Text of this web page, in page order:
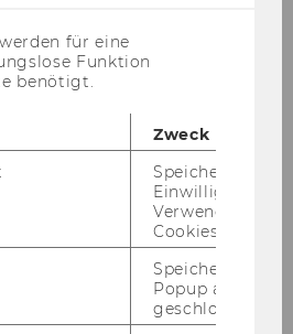
in International
für eine
Funktion
benötigt.
Zweck
Speichert Ihre
Einwilligung zur
Verwendung von
Cookies.
Speichert ob ein
Popup
geschlossen